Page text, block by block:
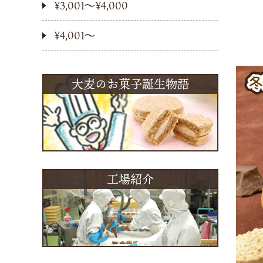
¥3,001〜¥4,000
¥4,001〜
大麦のお菓子誕生物語
工場紹介